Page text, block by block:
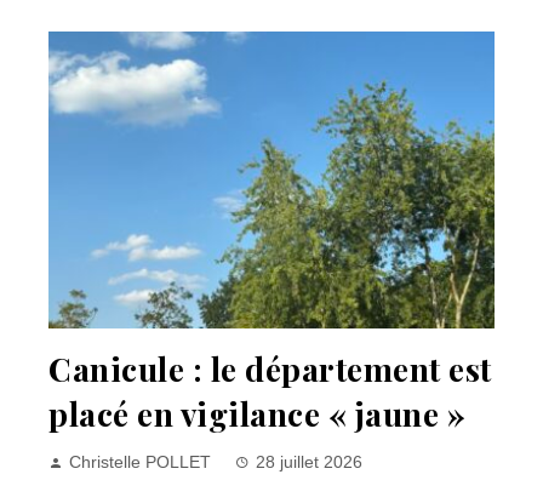
Canicule : le département est
placé en vigilance « jaune »
Christelle POLLET 28 juillet 2026